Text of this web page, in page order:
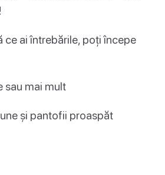
ce ai întrebările, poți începe
sau mai mult
și pantofii proaspăt